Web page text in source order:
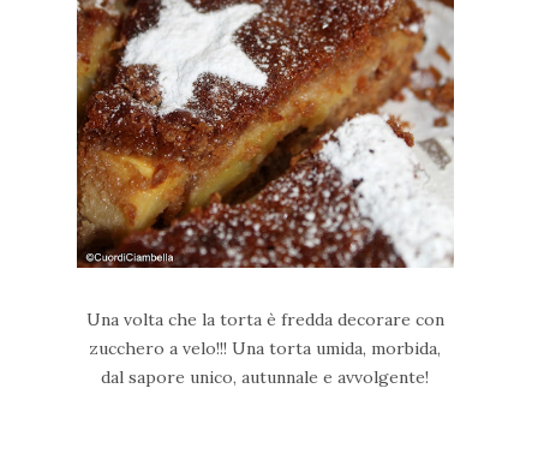
Una volta che la torta è fredda decorare con
zucchero a velo!!! Una torta umida, morbida,
dal sapore unico, autunnale e avvolgente!